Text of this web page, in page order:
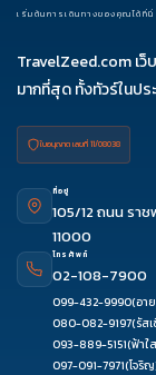
เริ่มต้นการเดินทางของคุณได้ที่นี่
TravelZeed.com เ
มากที่สุด ทั้งทัวร์ในปร
ใบอนุญาต เลขที่ 11/08038
ที่อยู่
105/12 ถนน รา
11000
โทรศัพท์
02-108-7900
099-432-9990(อา
080-082-9197(รัส
093-889-5151(ฟ้าใ
097-091-7971(โจริ